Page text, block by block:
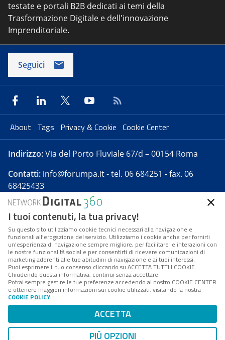
testate e portali B2B dedicati ai temi della
Trasformazione Digitale e dell'innovazione
Imprenditoriale.
Seguici
About Tags Privacy & Cookie Cookie Center
Indirizzo:Via del Porto Fluviale 67/d – 00154 Roma
Contatti: info@forumpa.it- tel. 06 684251 - fax. 06
68425433
Forumpa.itè una pubblicazione telematica iscritta
presso Registro della stampa del Tribunale di Roma -
Reg. n. 182 del 2 maggio 2008 - Direttore resp. Michela
Stentella
FPA s.r.l. è società soggetta a Direzione e
Coordinamento da parte di Digital360 S.p.A. - FPA s.r.l.
è un'azienda certificata per il sistema di management
Codice Fiscale/Partita IVA n. 10693191008 - R.E.A. Roma
n. 1249791. ISP AWS
Mappa del sito
I tuoi contenuti, la tua privacy!
Su questo sito utilizziamo cookie tecnici necessari alla navigazione e
funzionali all’erogazione del servizio. Utilizziamo i cookie anche per fornirti
un’esperienza di navigazione sempre migliore, per facilitare le interazioni con
le nostre funzionalità social e per consentirti di ricevere comunicazioni di
marketing aderenti alle tue abitudini di navigazione e ai tuoi interessi.
Puoi esprimere il tuo consenso cliccando su ACCETTA TUTTI I COOKIE.
Chiudendo questa informativa, continui senza accettare.
Potrai sempre gestire le tue preferenze accedendo al nostro COOKIE CENTER
e ottenere maggiori informazioni sui cookie utilizzati, visitando la nostra
COOKIE POLICY.
ACCETTA
PIÙ OPZIONI